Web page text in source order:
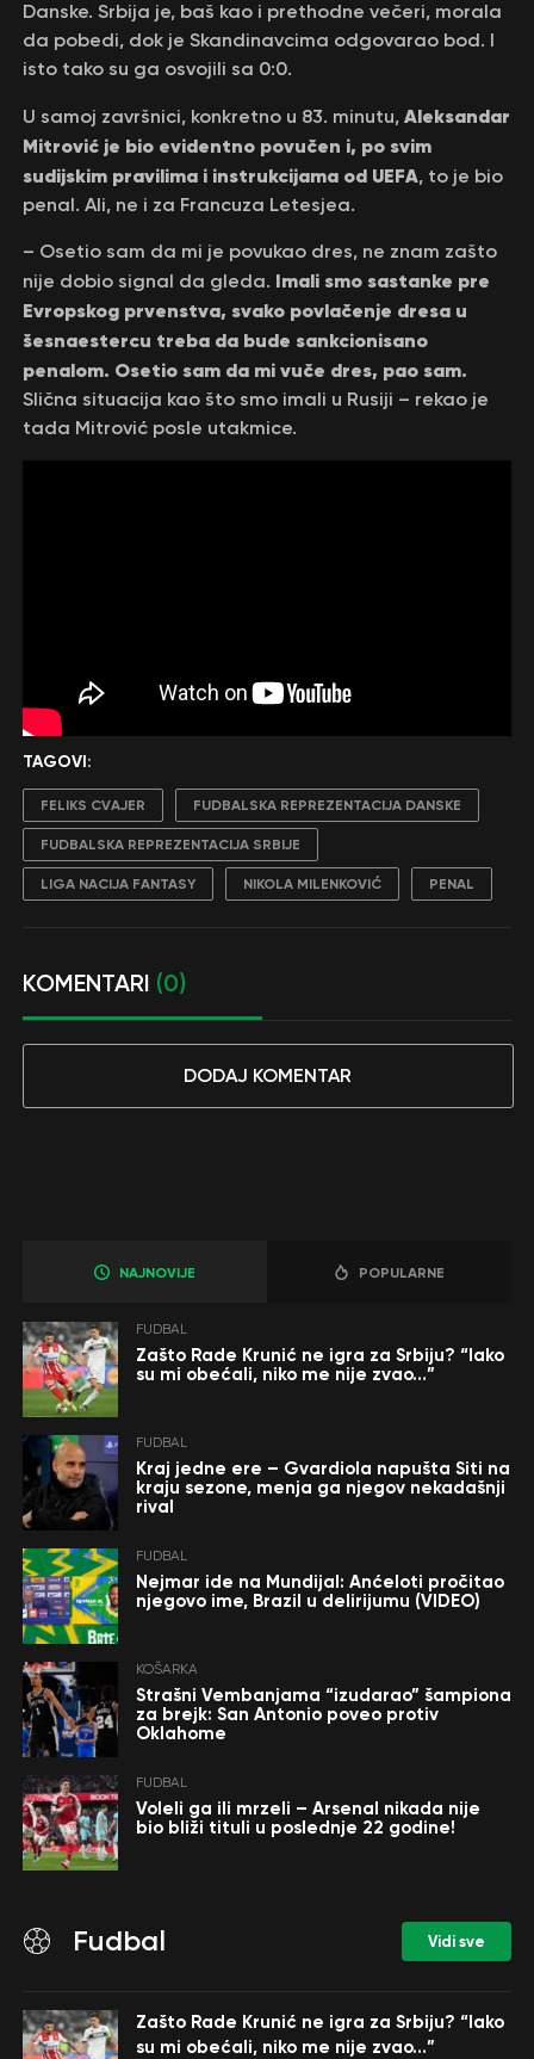
Danske. Srbija je, baš kao i prethodne večeri, morala
da pobedi, dok je Skandinavcima odgovarao bod. I
isto tako su ga osvojili sa 0:0.
U samoj završnici, konkretno u 83. minutu, Aleksandar
Mitrović je bio evidentno povučen i, po svim
sudijskim pravilima i instrukcijama od UEFA, to je bio
penal. Ali, ne i za Francuza Letesjea.
– Osetio sam da mi je povukao dres, ne znam zašto
nije dobio signal da gleda. Imali smo sastanke pre
Evropskog prvenstva, svako povlačenje dresa u
šesnaestercu treba da bude sankcionisano
penalom. Osetio sam da mi vuče dres, pao sam.
Slična situacija kao što smo imali u Rusiji – rekao je
tada Mitrović posle utakmice.
TAGOVI:
FELIKS CVAJER FUDBALSKA REPREZENTACIJA DANSKE
FUDBALSKA REPREZENTACIJA SRBIJE
LIGA NACIJA FANTASY NIKOLA MILENKOVIĆ PENAL
KOMENTARI (0)
DODAJ KOMENTAR
NAJNOVIJE POPULARNE
FUDBAL
Zašto Rade Krunić ne igra za Srbiju? “Iako
su mi obećali, niko me nije zvao…”
FUDBAL
Kraj jedne ere – Gvardiola napušta Siti na
kraju sezone, menja ga njegov nekadašnji
rival
FUDBAL
Nejmar ide na Mundijal: Anćeloti pročitao
njegovo ime, Brazil u delirijumu (VIDEO)
KOŠARKA
Strašni Vembanjama “izudarao” šampiona
za brejk: San Antonio poveo protiv
Oklahome
FUDBAL
Voleli ga ili mrzeli – Arsenal nikada nije
bio bliži tituli u poslednje 22 godine!
Fudbal Vidi sve
Zašto Rade Krunić ne igra za Srbiju? “Iako
su mi obećali, niko me nije zvao…”